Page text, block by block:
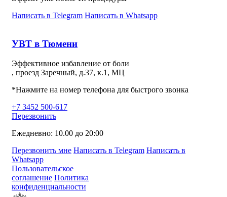
Написать в Telegram Написать в Whatsapp
УВТ в Тюмени
Эффективное избавление от боли
, проезд Заречный, д.37, к.1, МЦ
*Нажмите на номер телефона для быстрого звонка
+7 3452 500-617
Перезвонить
Ежедневно: 10.00 до 20:00
Перезвонить мне Написать в Telegram Написать в
Whatsapp
Пользовательское
соглашение Политика
конфиденциальности